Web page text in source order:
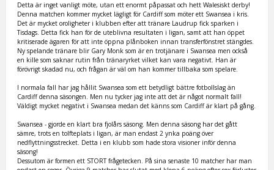
Detta är inget vanligt möte, utan ett enormt påpassat och hett Walesiskt derby!
Denna matchen kommer mycket lägligt för Cardiff som möter ett Swansea i kris.
Det är mycket oroligheter i klubben efter att tränare Laudrup fick sparken i
Tisdags. Detta fick han för de uteblivna resultaten i ligan, samt att han öppet
kritiserade ägaren för att inte öppna plånboken innan transferfönstret stängdes.
Ny spelande tränare blir Gary Monk som är en trotjänare i Swansea men också
en kille som saknar rutin från tränaryrket vilket kan vara negativt. Han är
förövrigt skadad nu, och frågan är väl om han kommer tillbaka som spelare.
I normala fall har jag hållit Swansea som ett betydligt bättre fotbollslag än
Cardiff denna säsongen. Men nu tycker jag inte att det är något normalt fall!
Väldigt mycket negativt i Swansea medan det känns som Cardiff är klart på gång.
Swansea - gjorde en klart bra fjolårs säsong. Men denna säsong har det gått
sämre, trots en tolfteplats i ligan, är man endast 2 ynka poäng över
nedflyttningsstrecket. Detta i en klubb som hade stora visioner inför denna
säsong!
Dessutom är formen ett STORT frågetecken. På sina senaste 10 matcher har man